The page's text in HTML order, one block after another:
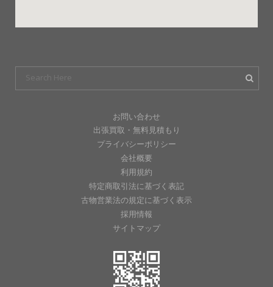
お問い合わせ
出張買取・無料見積もり
プライバシーポリシー
会社概要
利用規約
特定商取引法に基づく表記
古物営業法の規定に基づく表示
採用情報
サイトマップ